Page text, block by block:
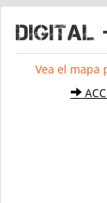
Vea el mapa